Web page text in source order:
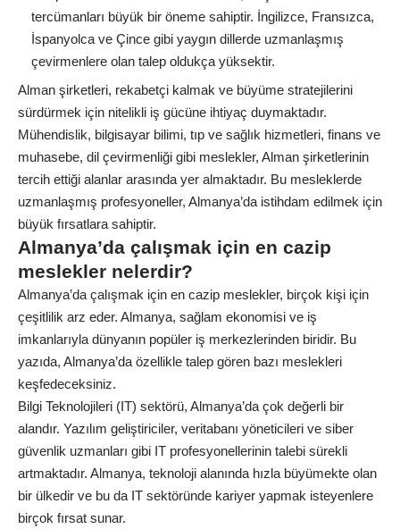
tercümanları büyük bir öneme sahiptir. İngilizce, Fransızca,
İspanyolca ve Çince gibi yaygın dillerde uzmanlaşmış
çevirmenlere olan talep oldukça yüksektir.
Alman şirketleri, rekabetçi kalmak ve büyüme stratejilerini
sürdürmek için nitelikli iş gücüne ihtiyaç duymaktadır.
Mühendislik, bilgisayar bilimi, tıp ve sağlık hizmetleri, finans ve
muhasebe, dil çevirmenliği gibi meslekler, Alman şirketlerinin
tercih ettiği alanlar arasında yer almaktadır. Bu mesleklerde
uzmanlaşmış profesyoneller, Almanya’da istihdam edilmek için
büyük fırsatlara sahiptir.
Almanya’da çalışmak için en cazip
meslekler nelerdir?
Almanya’da çalışmak için en cazip meslekler, birçok kişi için
çeşitlilik arz eder. Almanya, sağlam ekonomisi ve iş
imkanlarıyla dünyanın popüler iş merkezlerinden biridir. Bu
yazıda, Almanya’da özellikle talep gören bazı meslekleri
keşfedeceksiniz.
Bilgi Teknolojileri (IT) sektörü, Almanya’da çok değerli bir
alandır. Yazılım geliştiriciler, veritabanı yöneticileri ve siber
güvenlik uzmanları gibi IT profesyonellerinin talebi sürekli
artmaktadır. Almanya, teknoloji alanında hızla büyümekte olan
bir ülkedir ve bu da IT sektöründe kariyer yapmak isteyenlere
birçok fırsat sunar.